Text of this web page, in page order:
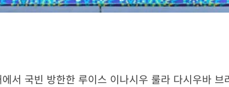
서 국빈 방한한 루이스 이나시우 룰라 다시우바 브